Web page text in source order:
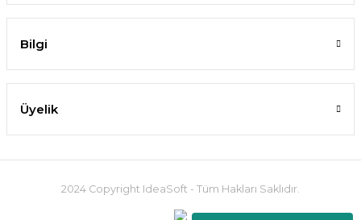
Bilgi
Üyelik
2024 Copyright IdeaSoft - Tüm Hakları Saklıdır.